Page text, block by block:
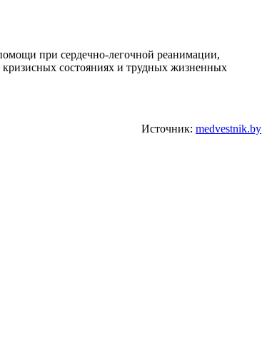
при сердечно-легочной реанимации,
кризисных состояниях и трудных жизненных
Источник: medvestnik.by